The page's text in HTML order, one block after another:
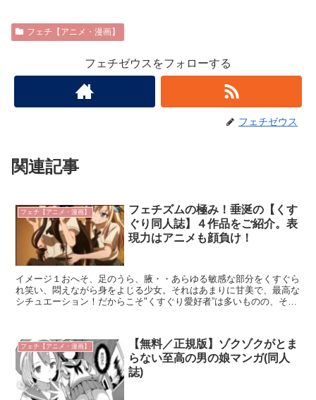
フェチ【アニメ・漫画】
フェチゼウスをフォローする
フェチゼウス
関連記事
フェチ【アニメ・漫画】
フェチズムの極み！垂涎の【くす
ぐり同人誌】４作品をご紹介。表
現力はアニメも顔負け！
イメージ１おへそ、足のうら、腋・・あらゆる敏感な部分をくすぐら
れ笑い、悶えながら身をよじる少女。それはあまりに甘美で、最高な
シチュエーション！だからこそ"くすぐり愛好者”は多いものの、それ
フェチ【アニメ・漫画】
【無料／正規版】ゾクゾクがとま
らない至高の男の娘マンガ(同人
誌)